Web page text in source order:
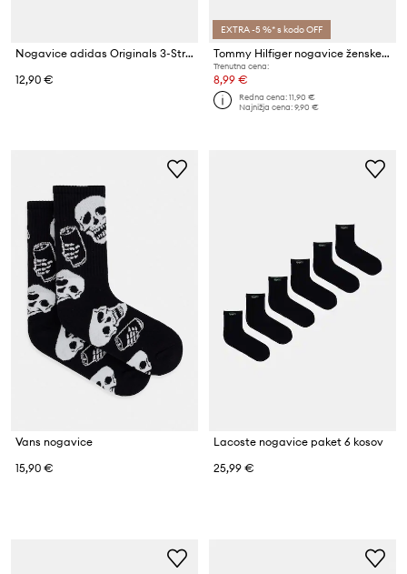
Nogavice adidas Originals 3-Stripes 3-pack
12,90 €
EXTRA -5 %* s kodo OFF
Tommy Hilfiger nogavice ženske z bombažem paket 2 kosov
Trenutna cena:
8,99 €
Redna cena:11,90 €
Najnižja cena:9,90 €
Vans nogavice
15,90 €
Lacoste nogavice paket 6 kosov
25,99 €